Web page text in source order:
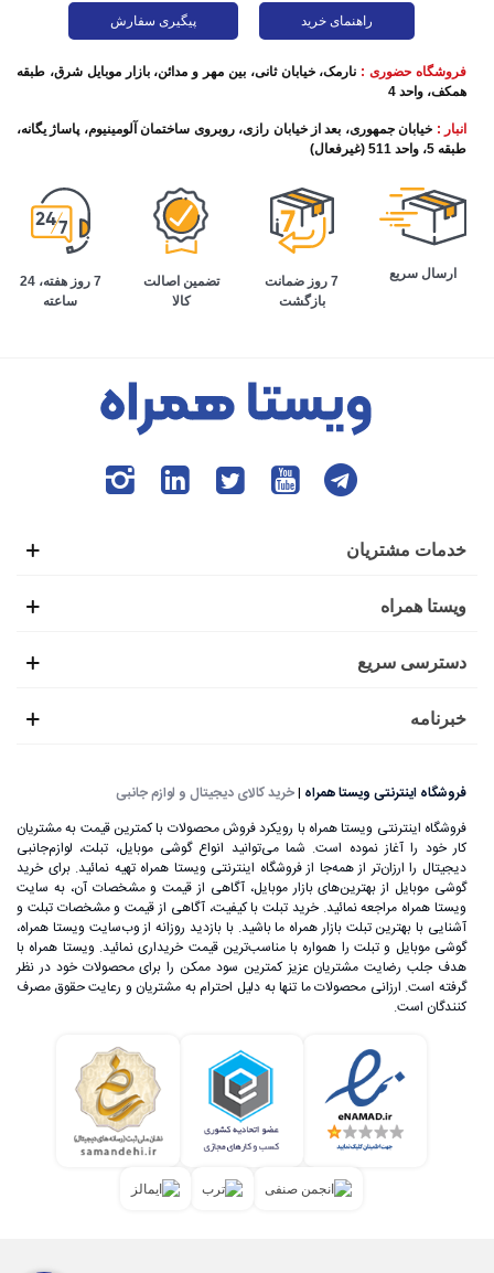
تاریخچه گوشی موبایل
این روزها برقراری تماس تلفنی به ساده‌ترین شکل ممکن اتفاق
می‌افتد. به طوری که افراد برای انجام تمام امور زندگی، وابستگی
همراه نیز همین موضوع بود تا افراد بتوانند در صورت نیاز،
این شرایط باعث شده بود تا گوشی‌های هوشمند اولیه با عنوان
دقیقه استفاده نیاز بود تا دوباره برای شارژ کامل، آن را به منبع
علی‌رغم اینکه گوشی‌های تلفن همراه اولیه، اندازه بسیار بزرگی
داشتند، اما ساخت یک تلفن بی‌سیم که بتوان آن را در هر زمان و
راهنمای خرید پیگیری سفارش
فروشگاه حضوری : نارمک، خیابان ثانی، بین مهر و مدائن، بازار موبایل شرق، طبقه
همکف، واحد 4
انبار : خیابان جمهوری، بعد از خیابان رازی، روبروی ساختمان آلومینیوم، پاساژ یگانه،
طبقه 5، واحد 511 (غیرفعال)
ارسال سریع
7 روز ضمانت
بازگشت
تضمین اصالت
کالا
7 روز هفته، 24
ساعته
خدمات مشتریان
ویستا همراه
دسترسی سریع
خبرنامه
فروشگاه اینترنتی ویستا همراه |خرید کالای دیجیتال و لوازم جانبی
فروشگاه اینترنتی ویستا همراه با رویکرد فروش محصولات با کمترین قیمت به مشتریان
کار خود را آغاز نموده است. شما می‌توانید انواع گوشی موبایل، تبلت، لوازم‌جانبی
دیجیتال را ارزان‌تر از همه‌جا از فروشگاه اینترنتی ویستا همراه تهیه نمائید. برای خرید
گوشی موبایل از بهترین‌های بازار موبایل، آگاهی از قیمت و مشخصات آن، به ‌سایت
ویستا همراه مراجعه نمائید. خرید تبلت با کیفیت، آگاهی از قیمت و مشخصات تبلت و
آشنایی با بهترین تبلت بازار همراه ما باشید. با بازدید روزانه از وب‌سایت ویستا همراه،
گوشی موبایل و تبلت را همواره با مناسب‌ترین قیمت خریداری نمائید. ویستا همراه با
هدف جلب رضایت مشتریان عزیز کمترین سود ممکن را برای محصولات خود در نظر
گرفته است. ارزانی محصولات ما تنها به دلیل احترام به مشتریان و رعایت حقوق مصرف
کنندگان است.